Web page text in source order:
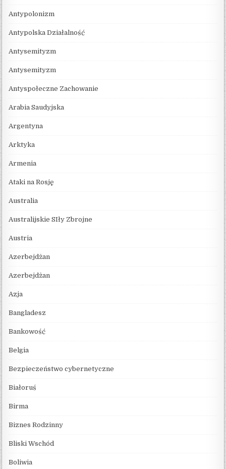
Antypolonizm
Antypolska Działalność
Antysemityzm
Antysemityzm
Antyspołeczne Zachowanie
Arabia Saudyjska
Argentyna
Arktyka
Armenia
Ataki na Rosję
Australia
Australijskie SIły Zbrojne
Austria
Azerbejdżan
Azerbejdżan
Azja
Bangladesz
Bankowość
Belgia
Bezpieczeństwo cybernetyczne
Białoruś
Birma
Biznes Rodzinny
Bliski Wschód
Boliwia